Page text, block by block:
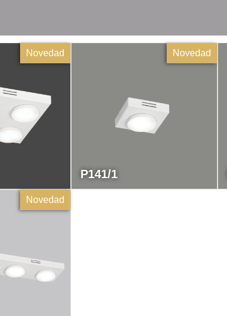
Novedad
P141/1
Novedad
Novedad